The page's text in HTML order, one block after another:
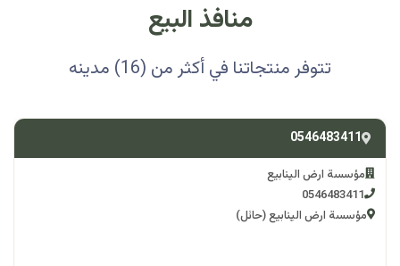
منافذ البيع
تتوفر منتجاتنا في أكثر من (16) مدينه
0546483411
مؤسسة ارض الينابيع
0546483411
مؤسسة ارض الينابيع (حائل)